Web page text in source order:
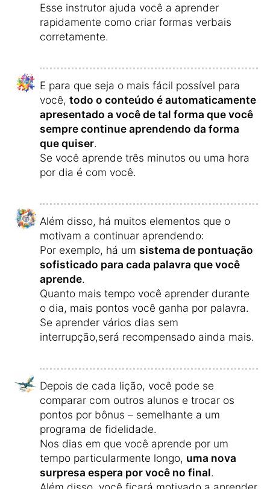
Esse instrutor ajuda você a aprender
rapidamente como criar formas verbais
corretamente.
E para que seja o mais fácil possível para
você, todo o conteúdo é automaticamente
apresentado a você de tal forma que você
sempre continue aprendendo da forma
que quiser.
Se você aprende três minutos ou uma hora
por dia é com você.
Além disso, há muitos elementos que o
motivam a continuar aprendendo:
Por exemplo, há um sistema de pontuação
sofisticado para cada palavra que você
aprende.
Quanto mais tempo você aprender durante
o dia, mais pontos você ganha por palavra.
Se aprender vários dias sem
interrupção,será recompensado ainda mais.
Depois de cada lição, você pode se
comparar com outros alunos e trocar os
pontos por bônus – semelhante a um
programa de fidelidade.
Nos dias em que você aprende por um
tempo particularmente longo, uma nova
surpresa espera por você no final.